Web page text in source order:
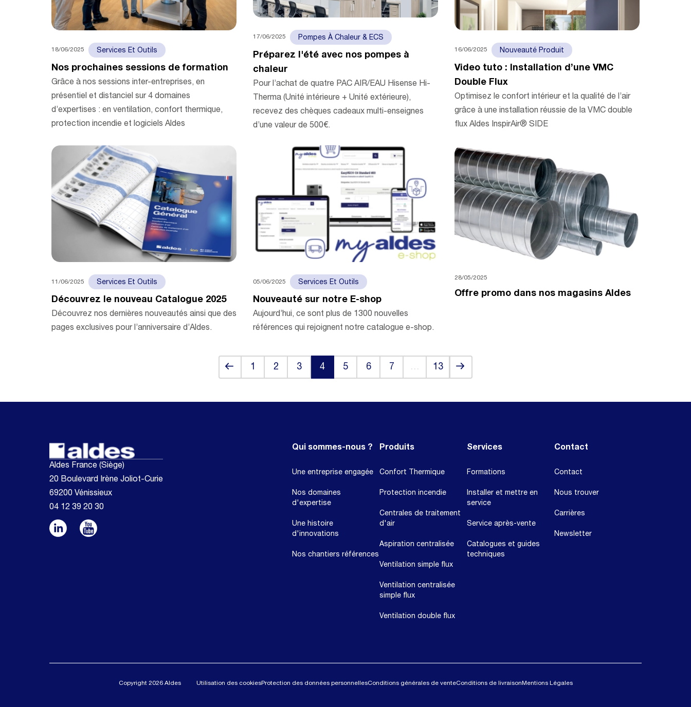
18/06/2025 Services Et Outils
Nos prochaines sessions de formation
Grâce à nos sessions inter-entreprises, en
présentiel et distanciel sur 4 domaines
d’expertises : en ventilation, confort thermique,
protection incendie et logiciels Aldes
17/06/2025 Pompes À Chaleur & ECS
Préparez l'été avec nos pompes à
chaleur
Pour l’achat de quatre PAC AIR/EAU Hisense Hi-
Therma (Unité intérieure + Unité extérieure),
recevez des chèques cadeaux multi-enseignes
d’une valeur de 500€.
16/06/2025 Nouveauté Produit
Video tuto : Installation d’une VMC
Double Flux
Optimisez le confort intérieur et la qualité de l’air
grâce à une installation réussie de la VMC double
flux Aldes InspirAir® SIDE
11/06/2025 Services Et Outils
Découvrez le nouveau Catalogue 2025
Découvrez nos dernières nouveautés ainsi que des
pages exclusives pour l’anniversaire d’Aldes.
05/06/2025 Services Et Outils
Nouveauté sur notre E-shop
Aujourd’hui, ce sont plus de 1300 nouvelles
références qui rejoignent notre catalogue e-shop.
28/05/2025
Offre promo dans nos magasins Aldes
Back 1 2 3 4 5 6 7 … 13 Next
Aldes France (Siège)
20 Boulevard Irène Joliot-Curie
69200 Vénissieux
04 12 39 20 30
Qui sommes-nous ?
Une entreprise engagée
Nos domaines
d'expertise
Une histoire
d'innovations
Nos chantiers références
Produits
Confort Thermique
Protection incendie
Centrales de traitement
d'air
Aspiration centralisée
Ventilation simple flux
Ventilation centralisée
simple flux
Ventilation double flux
Services
Formations
Installer et mettre en
service
Service après-vente
Catalogues et guides
techniques
Contact
Contact
Nous trouver
Carrières
Newsletter
Copyright 2026 Aldes Utilisation des cookiesProtection des données personnellesConditions générales de venteConditions de livraisonMentions Légales